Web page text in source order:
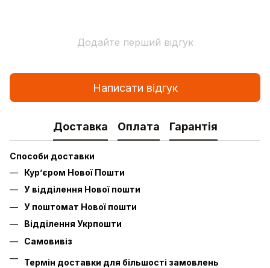
Додайте перший відгук
Написати відгук
Доставка Оплата Гарантія
Способи доставки
Кур’єром Нової Пошти
У відділення Нової пошти
У поштомат Нової пошти
Відділення Укрпошти
Самовивіз
Термін доставки для більшості замовлень